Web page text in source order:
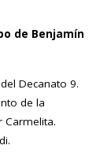
de Benjamín
Decanato 9.
de la
Carmelita.